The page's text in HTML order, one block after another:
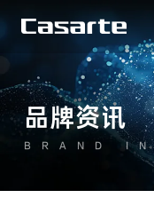
品牌资讯
BRAND